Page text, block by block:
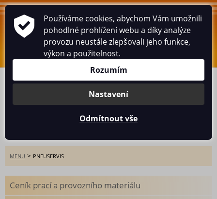
WWW.HUSARIK.CZ
0 ks / 0 Kč
PNEUSERVIS
HISTORICKÉ POHLEDNICE
O MNĚ
Pneuservis
MENU > PNEUSERVIS
Ceník prací a provozního materiálu
Používáme cookies, abychom Vám umožnili
pohodlné prohlížení webu a díky analýze
provozu neustále zlepšovali jeho funkce,
výkon a použitelnost.
Rozumím
Nastavení
Odmítnout vše